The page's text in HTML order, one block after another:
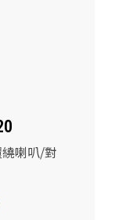
喇叭/對